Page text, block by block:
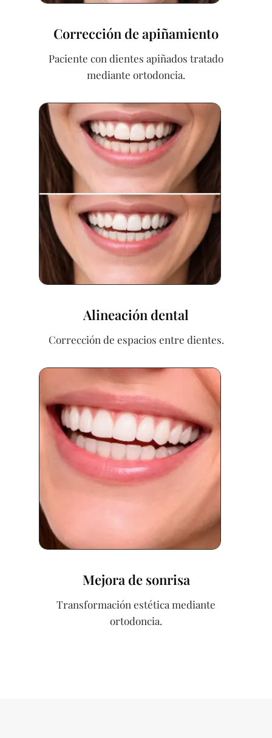
Corrección de apiñamiento
Paciente con dientes apiñados tratado
mediante ortodoncia.
Alineación dental
Corrección de espacios entre dientes.
Mejora de sonrisa
Transformación estética mediante
ortodoncia.